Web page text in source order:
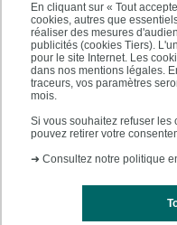
En cliquant sur « Tout
cookies, autres que
réaliser des mesures
publicités (cookies Tiers).
pour le site Internet. Les
dans nos mentions légales.
traceurs, vos paramètres
mois.
Si vous souhaitez refuser les
pouvez retirer votre
➜ Consultez notre politique